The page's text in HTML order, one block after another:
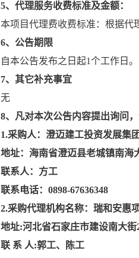
5、代理服务收费标准及金额：
本项目代理费收费标准： 根据代
6、公告期限
自本公告发布之日起1个工作日。
7、其它补充事宜
无
8、凡对本次公告内容提出询问
1.采购人： 澄迈建工投资发展集
地址：海南省澄迈县老城镇南海
联系人： 方工
联系电话： 0898-67636348
2.采购代理机构名称：瑞和安惠
地址:河北省石家庄市建设南大
联 系 人:郭工、陈工